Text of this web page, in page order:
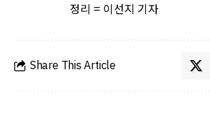
정리 = 이선지 기자
Share This Article